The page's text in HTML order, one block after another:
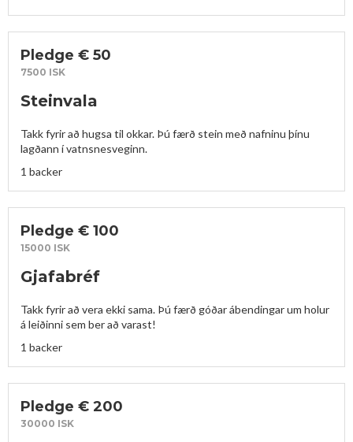
Pledge € 50
7500 ISK
Steinvala
Takk fyrir að hugsa til okkar. Þú færð stein með nafninu þínu
lagðann í vatnsnesveginn.
1 backer
Pledge € 100
15000 ISK
Gjafabréf
Takk fyrir að vera ekki sama. Þú færð góðar ábendingar um holur
á leiðinni sem ber að varast!
1 backer
Pledge € 200
30000 ISK